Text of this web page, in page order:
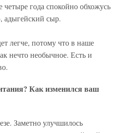
года спокойно обхожусь
адыгейский сыр.
легче, потому что в наше
нечто необычное. Есть и
Как изменился ваш
Заметно улучшилось